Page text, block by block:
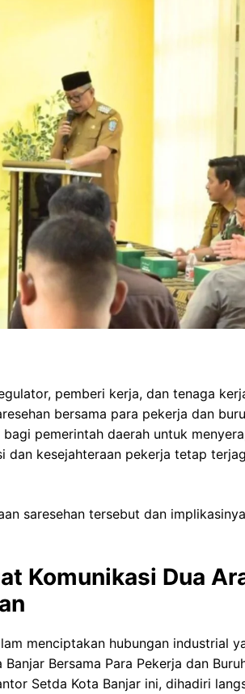
pemberi kerja, dan tenaga
bersama para pekerja dan
pemerintah daerah untuk
dan kesejahteraan pekerja tetap
saresehan tersebut dan implikasinya
Komunikasi Dua
menciptakan hubungan industrial
Bersama Para Pekerja dan
Setda Kota Banjar ini, dihadiri